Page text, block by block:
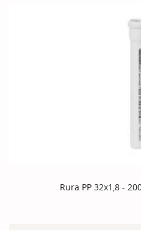
Rura PP 32x1,8 -